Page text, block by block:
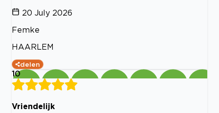
20 July 2026
Femke
HAARLEM
delen
10
Vriendelijk